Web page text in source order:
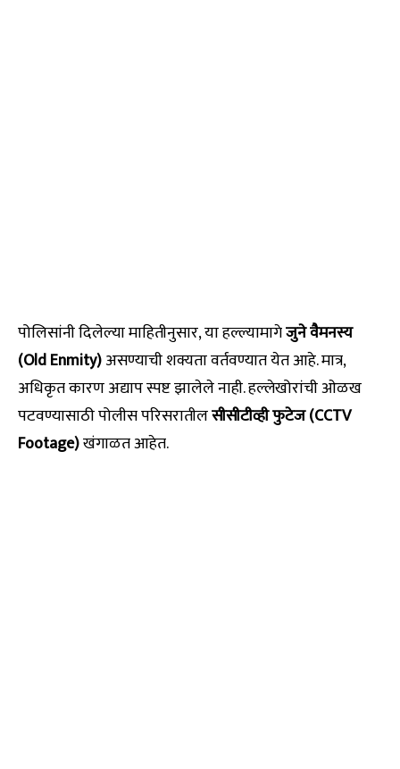
पोलिसांनी दिलेल्या माहितीनुसार, या हल्ल्यामागेजुने वैमनस्य
(Old Enmity)असण्याची शक्यता वर्तवण्यात येत आहे. मात्र,
अधिकृत कारण अद्याप स्पष्ट झालेले नाही. हल्लेखोरांची ओळख
पटवण्यासाठी पोलीस परिसरातीलसीसीटीव्ही फुटेज (CCTV
Footage)खंगाळत आहेत.